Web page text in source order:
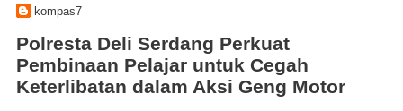
kompas7
Polresta Deli Serdang Perkuat
Pembinaan Pelajar untuk Cegah
Keterlibatan dalam Aksi Geng Motor